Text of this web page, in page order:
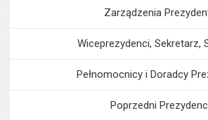
Zarządzenia
Wiceprezydenci, Sekretarz,
Pełnomocnicy i Doradcy
Poprzedni